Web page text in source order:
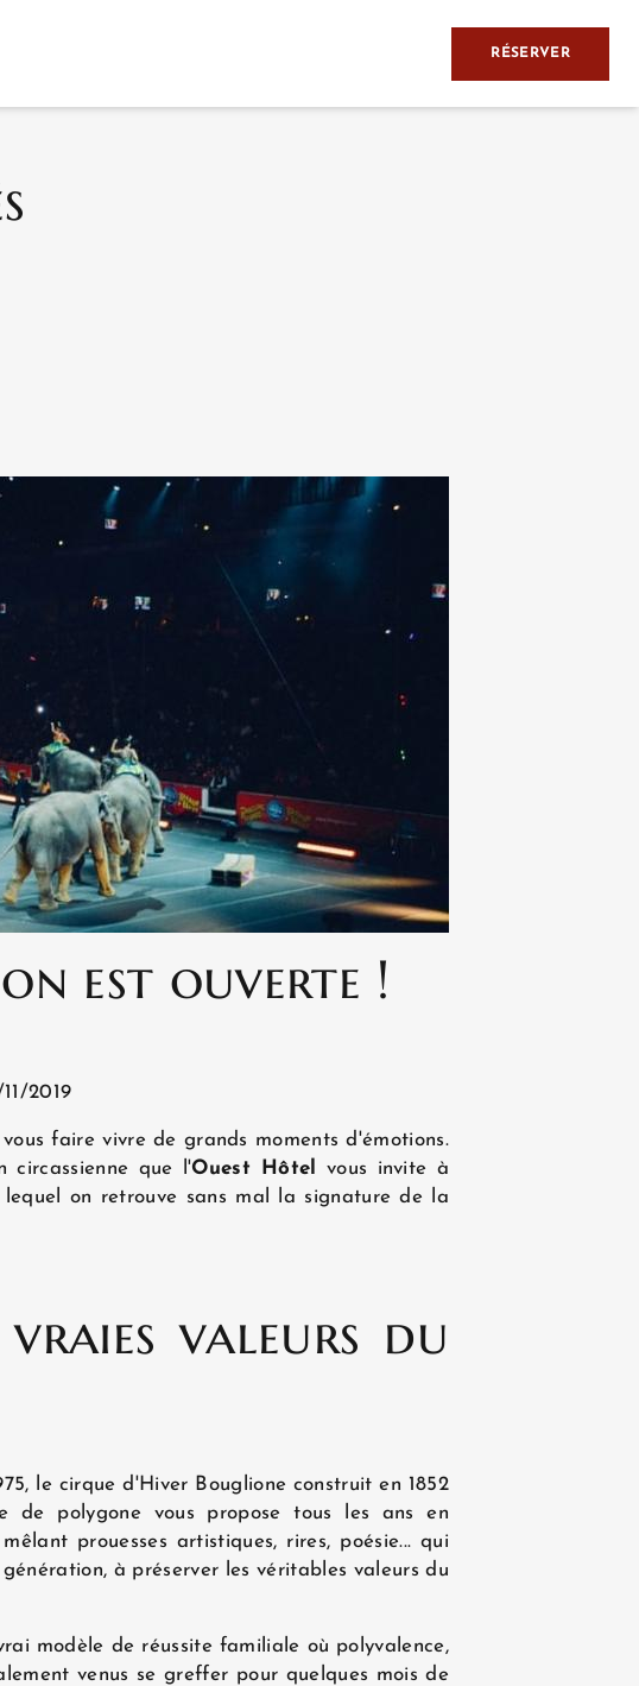
RÉSERVER
ACTUALITÉS
est ouverte !
2019
faire vivre de grands moments d'émotions.
circassienne que l'Ouest Hôtel
vous invite à
on retrouve sans mal la signature de la
valeurs du
le cirque d'Hiver Bouglione construit en 1852
polygone vous propose tous les ans en
prouesses artistiques, rires, poésie... qui
à préserver les véritables valeurs du
modèle de réussite familiale où polyvalence,
venus se greffer pour quelques mois de